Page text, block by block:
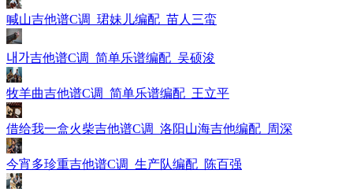
喊山吉他谱C调_珺妹儿编配_苗人三蛮
내가吉他谱C调_简单乐谱编配_吴硕浚
牧羊曲吉他谱C调_简单乐谱编配_王立平
借给我一盒火柴吉他谱C调_洛阳山海吉他编配_周深
今宵多珍重吉他谱C调_生产队编配_陈百强